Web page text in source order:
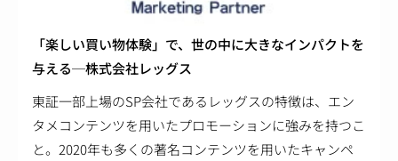
「楽しい買い物体験」で、世の中に大きなインパクトを
与える─株式会社レッグス
東証一部上場のSP会社であるレッグスの特徴は、エン
タメコンテンツを用いたプロモーションに強みを持つこ
と。2020年も多くの著名コンテンツを用いたキャンペ